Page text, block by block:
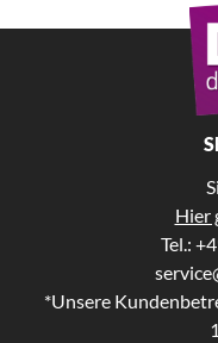
Hier
Tel.:
*Unsere